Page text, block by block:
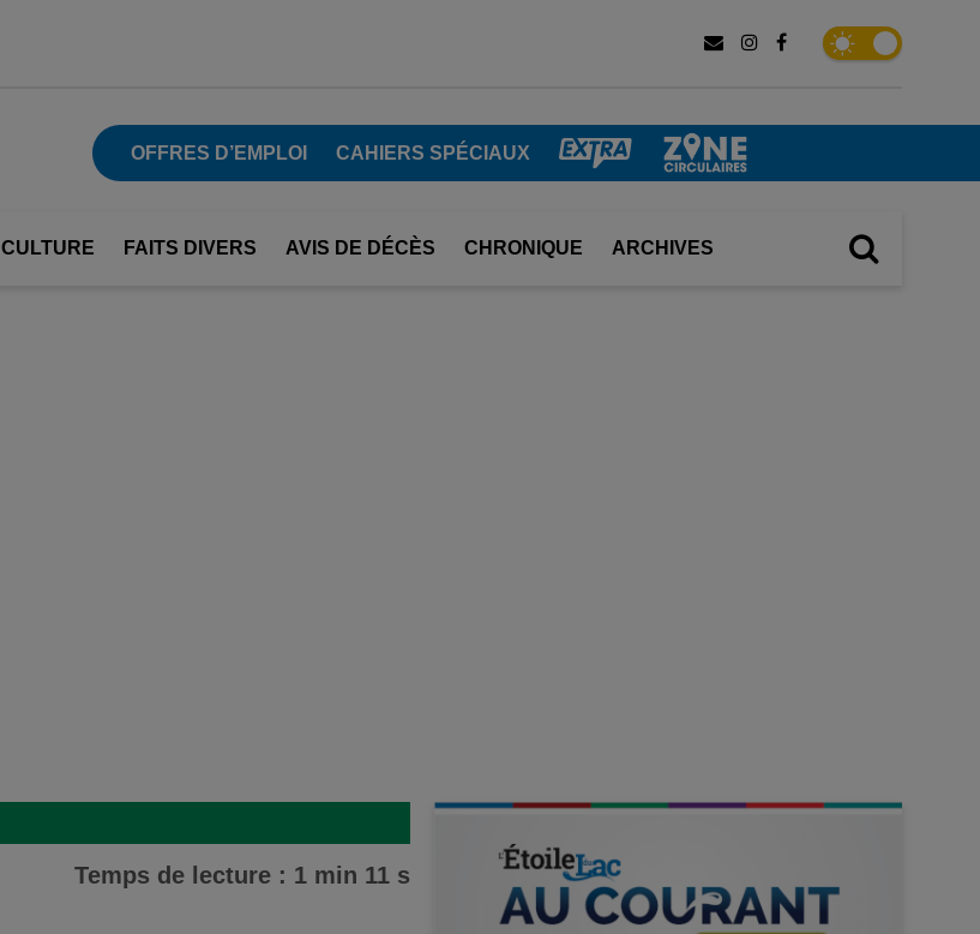
OFFRES D’EMPLOI CAHIERS SPÉCIAUX
CULTURE FAITS DIVERS AVIS DE DÉCÈS CHRONIQUE ARCHIVES
Temps de lecture : 1 min 11 s